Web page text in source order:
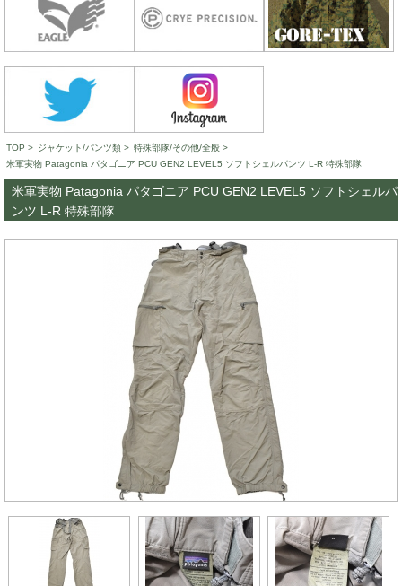
TOP > ジャケット/パンツ類 > 特殊部隊/その他/全般 >
米軍実物 Patagonia パタゴニア PCU GEN2 LEVEL5 ソフトシェルパンツ L-R 特殊部隊
米軍実物 Patagonia パタゴニア PCU GEN2 LEVEL5 ソフトシェルパ
ンツ L-R 特殊部隊